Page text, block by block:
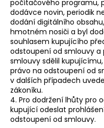
počítačového programu,
dodávce novin, periodik
dodání digitálního
hmotném nosiči a byl
souhlasem kupujícího
odstoupení od smlouvy
smlouvy sdělil
právo na odstoupení od
v dalších případech
zákoníku.
4. Pro dodržení lhůty pro
kupující odeslat
odstoupení od smlouvy.